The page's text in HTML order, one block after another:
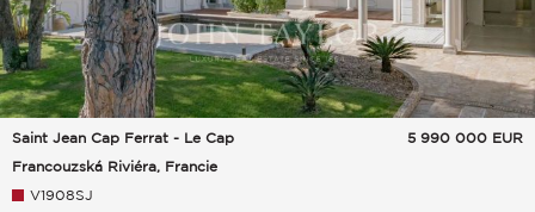
Saint Jean Cap Ferrat - Le Cap
Francouzská Riviéra, Francie
5 990 000 EUR
V1908SJ